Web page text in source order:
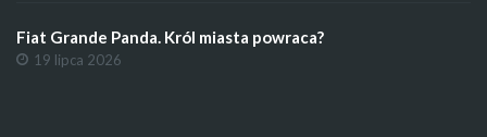
Fiat Grande Panda. Król miasta powraca?
19 lipca 2026